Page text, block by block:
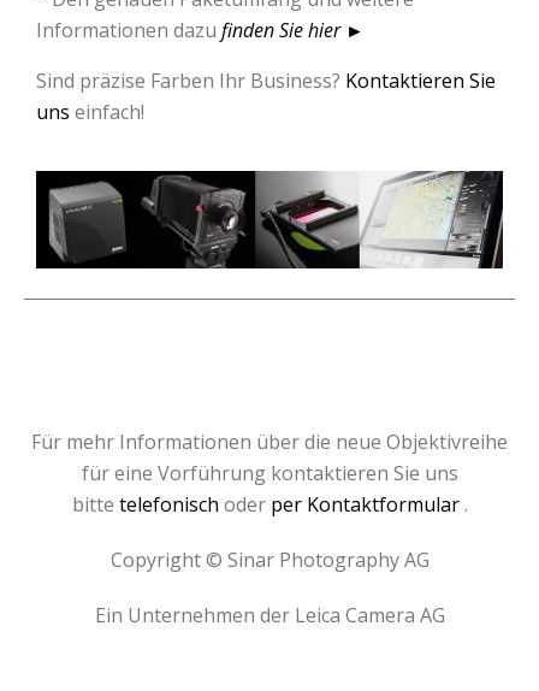
Informationen dazu finden Sie hier ►
Sind präzise Farben Ihr Business? Kontaktieren Sie
uns einfach!
Für mehr Informationen über die neue Objektivreihe
für eine Vorführung kontaktieren Sie uns
bitte telefonisch oder per Kontaktformular.
Copyright © Sinar Photography AG
Ein Unternehmen der Leica Camera AG